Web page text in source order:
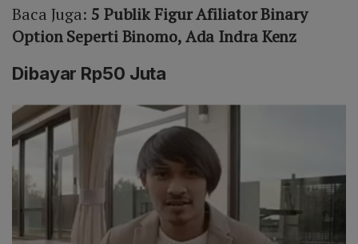
Baca Juga: 5 Publik Figur Afiliator Binary
Option Seperti Binomo, Ada Indra Kenz
Dibayar Rp50 Juta